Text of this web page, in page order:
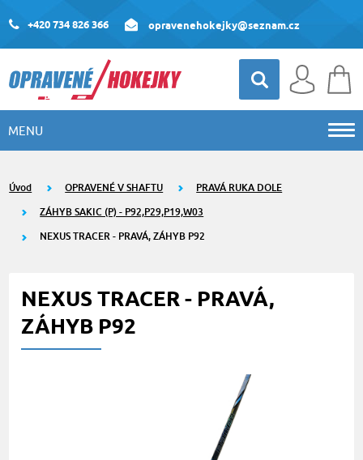
+420 734 826 366 opravenehokejky@seznam.cz
MENU
Úvod OPRAVENÉ V SHAFTU
PRAVÁ RUKA DOLE
ZÁHYB SAKIC (P) - P92,P29,P19,W03
NEXUS TRACER - PRAVÁ, ZÁHYB P92
NEXUS TRACER - PRAVÁ,
ZÁHYB P92